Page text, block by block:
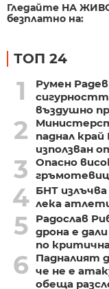
Гледайте НА
безплатно на:
ТОП 24
1
Румен
въздушно
2
паднал
използван
3
Опасно
4 БНТ
лека
5
Радослав
дрона е
по
6
Падналият
че не е
обеща